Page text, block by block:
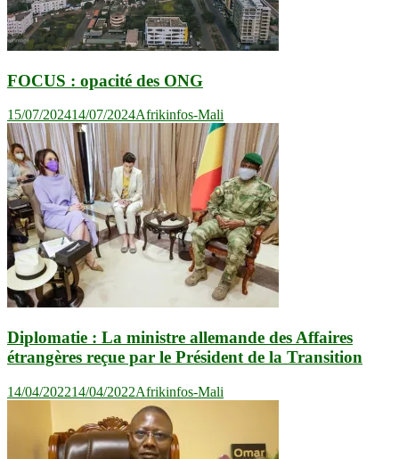
FOCUS : opacité des ONG
15/07/202414/07/2024Afrikinfos-Mali
Diplomatie : La ministre allemande des Affaires
étrangères reçue par le Président de la Transition
14/04/202214/04/2022Afrikinfos-Mali